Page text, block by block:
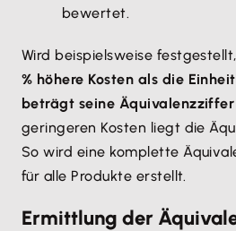
bewertet.
Wird beispielsweise
% höhere Kosten als die
beträgt seine Äquivalenzziffer
geringeren Kosten liegt die
So wird eine komplette
für alle Produkte erstellt.
Ermittlung der